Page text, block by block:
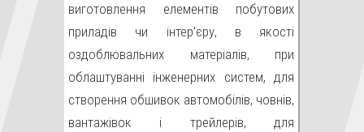
виготовлення елементів побутових
приладів чи інтер'єру, в якості
оздоблювальних матеріалів, при
облаштуванні інженерних систем, для
створення обшивок автомобілів, човнів,
вантажівок і трейлерів, для